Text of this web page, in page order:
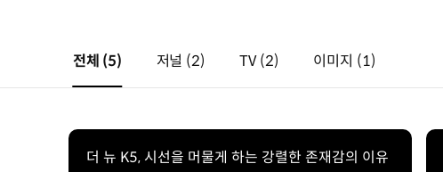
전체 (5) 저널 (2) TV(2) 이미지 (1)
더 뉴 K5, 시선을 머물게 하는 강렬한 존재감의 이유